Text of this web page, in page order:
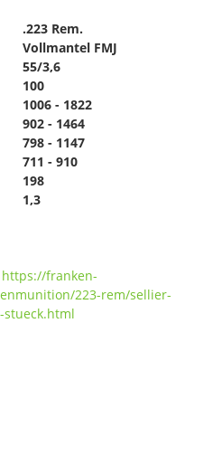
.223 Rem.
Vollmantel FMJ
55/3,6
100
1006 - 1822
902 - 1464
798 - 1147
711 - 910
198
1,3
https://franken-
223-rem/sellier-
stueck.html